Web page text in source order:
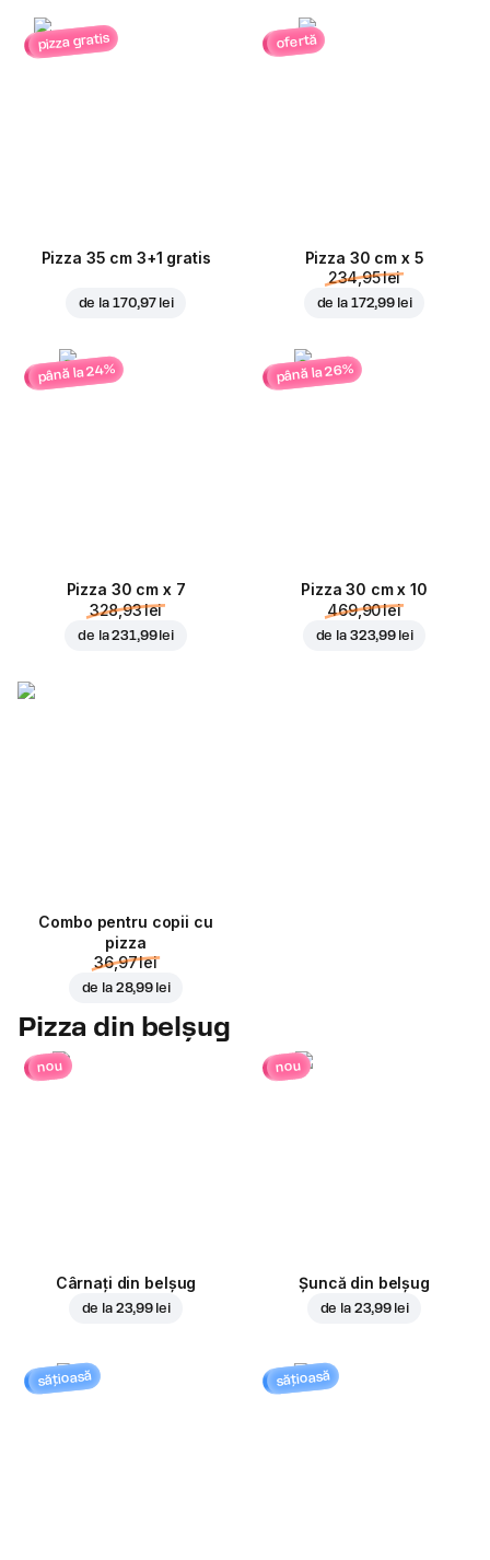
pizza gratis
Pizza 35 cm 3+1 gratis
de la 170,97 lei
ofertă
Pizza 30 cm x 5
234,95 lei
de la 172,99 lei
până la 24%
Pizza 30 cm x 7
328,93 lei
de la231,99 lei
până la 26%
Pizza 30 cm x 10
469,90 lei
de la 323,99 lei
Combo pentru copii cu
pizza
36,97 lei
de la 28,99 lei
Pizza din belșug
nou
Cârnați din belșug
de la 23,99 lei
nou
Șuncă din belșug
de la 23,99 lei
sățioasă sățioasă